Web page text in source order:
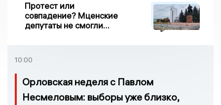
Протест или
совпадение? Мценские
депутаты не смогли
10:00
Орловская неделя с Павлом
Несмеловым: выборы уже близко,